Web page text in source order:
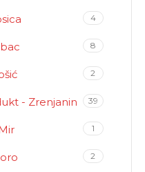
4
8
2
- Zrenjanin 39
1
2